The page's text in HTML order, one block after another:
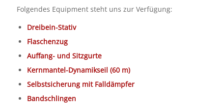
Folgendes Equipment steht uns zur Verfügung:
Dreibein-Stativ
Flaschenzug
Auffang- und Sitzgurte
Kernmantel-Dynamikseil (60 m)
Selbstsicherung mit Falldämpfer
Bandschlingen